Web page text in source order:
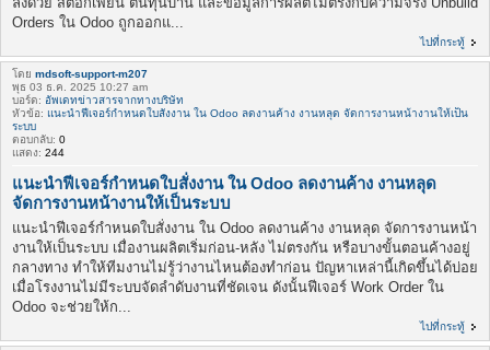
Orders ใน Odoo ถูกออกแ...
ไปที่กระทู้
โดย mdsoft-support-m207
พุธ 03 ธ.ค. 2025 10:27 am
บอร์ด: อัพเดทข่าวสารจากทางบริษัท
หัวข้อ: แนะนำฟีเจอร์กำหนดใบสั่งงาน ใน Odoo ลดงานค้าง งานหลุด จัดการงานหน้างานให้เป็น
ระบบ
ตอบกลับ: 0
แสดง: 244
แนะนำฟีเจอร์กำหนดใบสั่งงาน ใน Odoo ลดงานค้าง งานหลุด
จัดการงานหน้างานให้เป็นระบบ
แนะนำฟีเจอร์กำหนดใบสั่งงาน ใน Odoo ลดงานค้าง งานหลุด จัดการงานหน้า
งานให้เป็นระบบ เมื่องานผลิตเริ่มก่อน-หลัง ไม่ตรงกัน หรือบางขั้นตอนค้างอยู่
กลางทาง ทำให้ทีมงานไม่รู้ว่างานไหนต้องทำก่อน ปัญหาเหล่านี้เกิดขึ้นได้บ่อย
เมื่อโรงงานไม่มีระบบจัดลำดับงานที่ชัดเจน ดังนั้นฟีเจอร์ Work Order ใน
Odoo จะช่วยให้ก...
ไปที่กระทู้